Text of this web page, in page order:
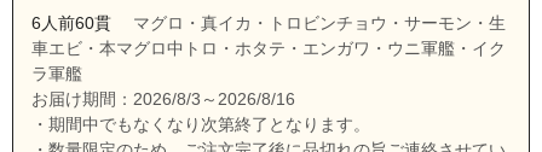
沖縄県宜野湾市大山６丁目
沖縄県宜野湾市大山７丁目
沖縄県宜野湾市嘉数１丁目
沖縄県宜野湾市嘉数２丁目
6人前60貫
マグロ・真イカ・トロビンチョウ・サーモン・生
車エビ・本マグロ中トロ・ホタテ・エンガワ・ウニ軍艦・イク
ラ軍艦
お届け期間：2026/8/3～2026/8/16
・期間中でもなくなり次第終了となります。